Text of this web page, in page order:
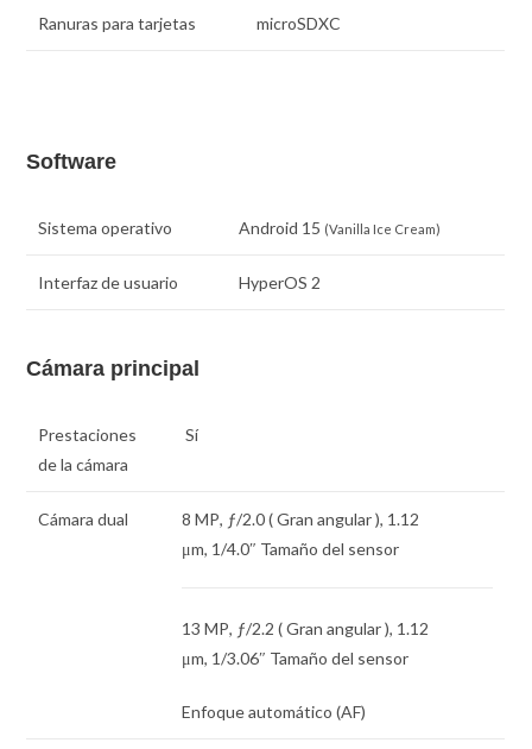
Ranuras para tarjetas microSDXC
Software
Sistema operativo Android 15 (Vanilla Ice Cream)
Interfaz de usuario HyperOS 2
Cámara principal
Prestaciones
de la cámara
Sí
Cámara dual 8 MP, ƒ/2.0 ( Gran angular ), 1.12
μm, 1/4.0″ Tamaño del sensor
13 MP, ƒ/2.2 ( Gran angular ), 1.12
μm, 1/3.06″ Tamaño del sensor
Enfoque automático (AF)